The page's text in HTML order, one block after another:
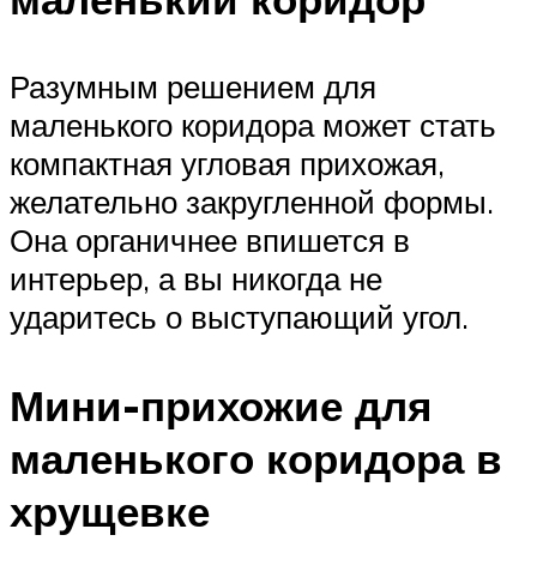
Разумным решением для
маленького коридора может стать
компактная угловая прихожая,
желательно закругленной формы.
Она органичнее впишется в
интерьер, а вы никогда не
ударитесь о выступающий угол.
Мини-прихожие для
маленького коридора в
хрущевке